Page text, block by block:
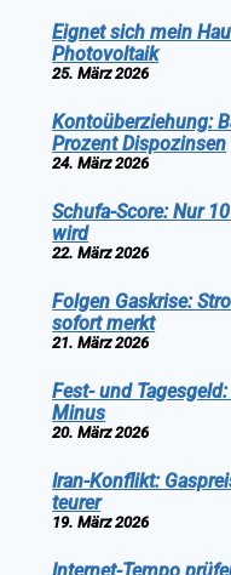
Eignet sich mein
Photovoltaik
25. März 2026
Kontoüberziehung:
Prozent Dispozinsen
24. März 2026
Schufa-Score: Nur
wird
22. März 2026
Folgen Gaskrise:
sofort merkt
21. März 2026
Fest- und
Minus
20. März 2026
Iran-Konflikt:
teurer
19. März 2026